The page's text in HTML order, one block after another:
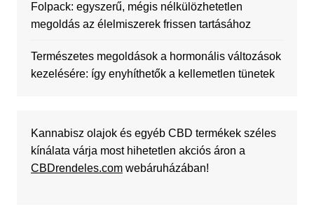
Folpack: egyszerű, mégis nélkülözhetetlen
megoldás az élelmiszerek frissen tartásához
Természetes megoldások a hormonális változások
kezelésére: így enyhíthetők a kellemetlen tünetek
Kannabisz olajok és egyéb CBD termékek széles
kínálata várja most hihetetlen akciós áron a
CBDrendeles.comwebáruházában!